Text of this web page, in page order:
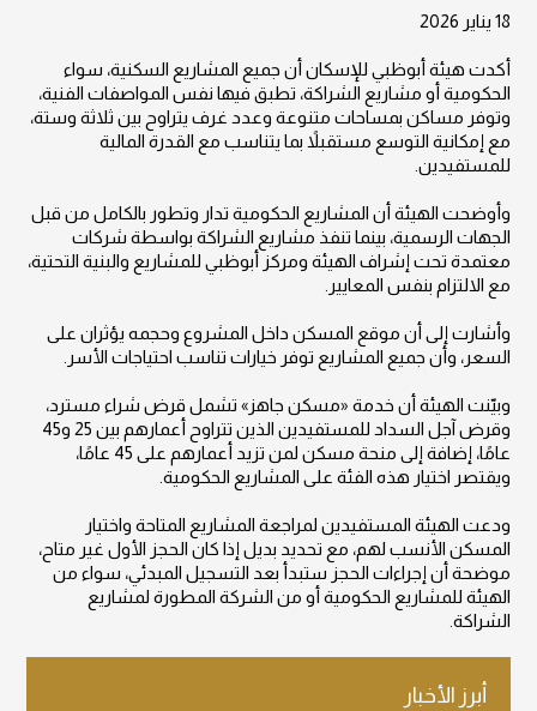
18 يناير 2026
أكدت هيئة أبوظبي للإسكان أن جميع المشاريع السكنية، سواء
الحكومية أو مشاريع الشراكة، تطبق فيها نفس المواصفات الفنية،
وتوفر مساكن بمساحات متنوعة وعدد غرف يتراوح بين ثلاثة وستة،
مع إمكانية التوسع مستقبلاً بما يتناسب مع القدرة المالية
للمستفيدين.
وأوضحت الهيئة أن المشاريع الحكومية تدار وتطور بالكامل من قبل
الجهات الرسمية، بينما تنفذ مشاريع الشراكة بواسطة شركات
معتمدة تحت إشراف الهيئة ومركز أبوظبي للمشاريع والبنية التحتية،
مع الالتزام بنفس المعايير.
وأشارت إلى أن موقع المسكن داخل المشروع وحجمه يؤثران على
السعر، وأن جميع المشاريع توفر خيارات تناسب احتياجات الأسر.
وبيّنت الهيئة أن خدمة «مسكن جاهز» تشمل قرض شراء مسترد،
وقرض آجل السداد للمستفيدين الذين تتراوح أعمارهم بين 25 و45
عامًا، إضافة إلى منحة مسكن لمن تزيد أعمارهم على 45 عامًا،
ويقتصر اختيار هذه الفئة على المشاريع الحكومية.
ودعت الهيئة المستفيدين لمراجعة المشاريع المتاحة واختيار
المسكن الأنسب لهم، مع تحديد بديل إذا كان الحجز الأول غير متاح،
موضحة أن إجراءات الحجز ستبدأ بعد التسجيل المبدئي، سواء من
الهيئة للمشاريع الحكومية أو من الشركة المطورة لمشاريع
الشراكة.
أبرز الأخبار